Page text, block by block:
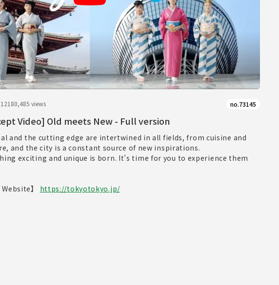
180,485 views no.73145
Video] Old meets New - Full version
and the cutting edge are intertwined in all fields, from cuisine and
and the city is a constant source of new inspirations.
exciting and unique is born. It’s time for you to experience them
】 https://tokyotokyo.jp/